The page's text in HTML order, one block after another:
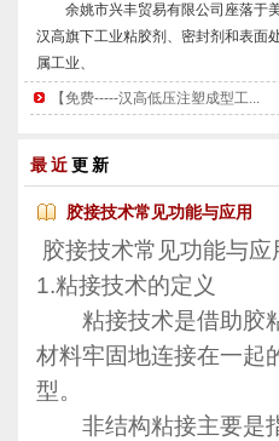
余姚市兴丰贸易有限公司座落于美
汉高旗下工业粘胶剂、密封剂和表面
属工业、
装配维修等各个领域。
公司产品包括螺纹锁固剂、结构粘
导者，其
【免费-----汉高低压注塑成型工...
最近更新
胶接技术常见功能与应用
胶接技术常见功能与应
1.粘接技术的定义
粘接技术是借助胶粘
材料牢固地连接在一起
型。
非结构粘接主要是指